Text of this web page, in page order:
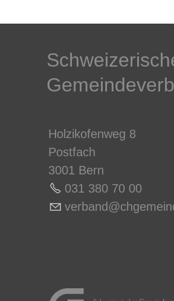
Holzikofenweg 8
Postfach
3001 Bern
031 380 70 00
v rb nd chg m